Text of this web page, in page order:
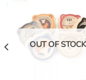
OUT OF STOCK